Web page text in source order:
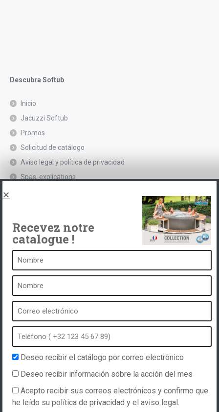
Descubra Softub
Inicio
Jacuzzi Softub
Promos
Solicitud de catálogo
Aviso legal y política de privacidad
Spas, explications
¿Qué es un balneario?
Spa interior
Spa exterior
Spa en invierno
Recevez notre
catalogue !
Deseo recibir el catálogo por correo electrónico
Deseo recibir información sobre la acción del mes
Acepto recibir sus correos electrónicos y confirmo que
he leído su política de privacidad y el aviso legal.